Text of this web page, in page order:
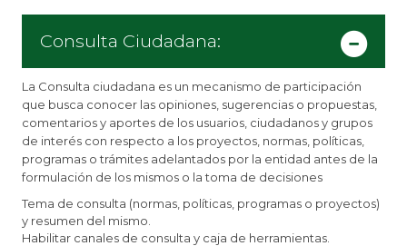
Consulta Ciudadana:
La Consulta ciudadana es un mecanismo de participación
que busca conocer las opiniones, sugerencias o propuestas,
comentarios y aportes de los usuarios, ciudadanos y grupos
de interés con respecto a los proyectos, normas, políticas,
programas o trámites adelantados por la entidad antes de la
formulación de los mismos o la toma de decisiones
Tema de consulta (normas, políticas, programas o proyectos)
y resumen del mismo.
Habilitar canales de consulta y caja de herramientas.